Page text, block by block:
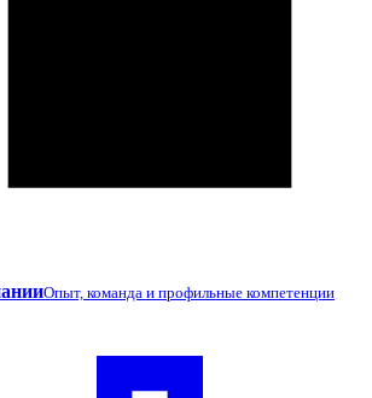
Опыт, команда и профильные компетенции